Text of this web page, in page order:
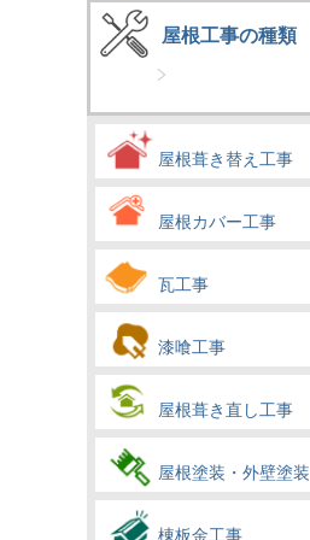
屋根工事の種類
屋根葺き替え工事
屋根カバー工事
瓦工事
漆喰工事
屋根葺き直し工事
屋根塗装・外壁塗装
棟板金工事